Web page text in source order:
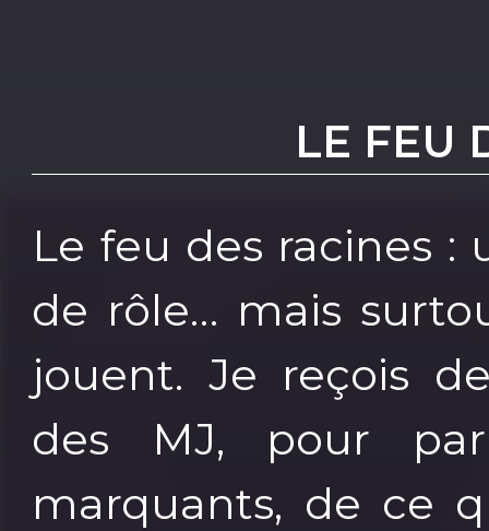
LE FEU
Le feu des racines
de rôle… mais
jouent. Je reçois
des MJ, pour
marquants, de ce